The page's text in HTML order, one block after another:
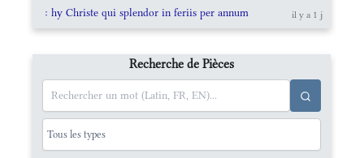
: hy Christe qui splendor in feriis per annum il y a 1 j
Recherche de Pièces